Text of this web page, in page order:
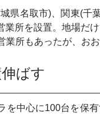
県名取市)、関東(千
業所を設置。地場だ
業所もあったが、お
ばす
を中心に100台を保